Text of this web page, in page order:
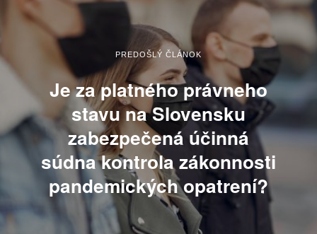
PREDOŠLÝ ČLÁNOK
Je za platného právneho
stavu na Slovensku
zabezpečená účinná
súdna kontrola zákonnosti
pandemických opatrení?